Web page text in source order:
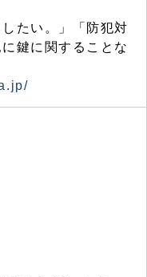
たい。」「防犯対
鍵に関することな